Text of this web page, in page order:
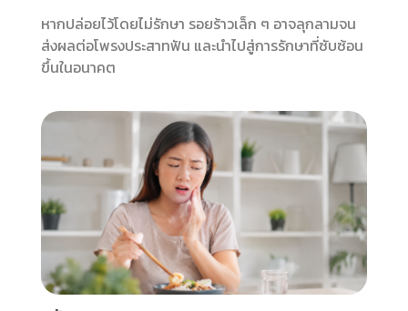
หากปล่อยไว้โดยไม่รักษา รอยร้าวเล็ก ๆ อาจลุกลามจน
ส่งผลต่อโพรงประสาทฟัน และนำไปสู่การรักษาที่ซับซ้อน
ขึ้นในอนาคต